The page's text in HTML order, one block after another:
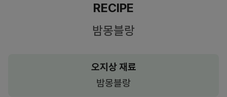
RECIPE
밤몽블랑
오지상 재료
밤몽블랑